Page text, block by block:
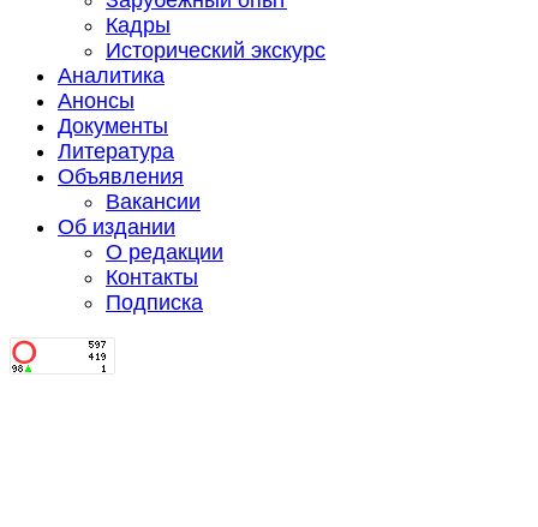
Кадры
Исторический экскурс
Аналитика
Анонсы
Документы
Литература
Объявления
Вакансии
Об издании
О редакции
Контакты
Подписка